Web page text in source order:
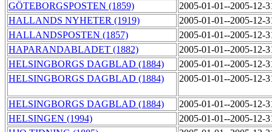
GÖTEBORGSPOSTEN (1859)
2005-01-01--2005-12-
HALLANDS NYHETER (1919)
2005-01-01--2005-12-
HALLANDSPOSTEN (1857)
2005-01-01--2005-12-
HAPARANDABLADET (1882)
2005-01-01--2005-12-
HELSINGBORGS DAGBLAD (1884)
2005-01-01--2005-12-
HELSINGBORGS DAGBLAD (1884)
2005-01-01--2005-12-
HELSINGBORGS DAGBLAD (1884)
2005-01-01--2005-12-
HELSINGEN (1994)
2005-01-01--2005-12-